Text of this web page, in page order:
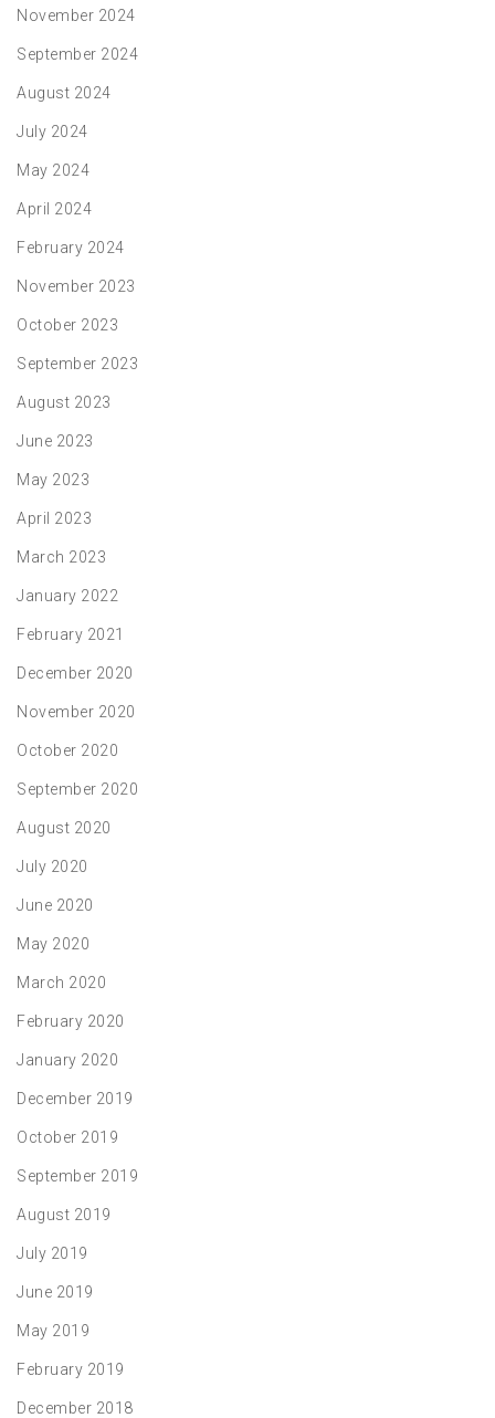
November 2024
September 2024
August 2024
July 2024
May 2024
April 2024
February 2024
November 2023
October 2023
September 2023
August 2023
June 2023
May 2023
April 2023
March 2023
January 2022
February 2021
December 2020
November 2020
October 2020
September 2020
August 2020
July 2020
June 2020
May 2020
March 2020
February 2020
January 2020
December 2019
October 2019
September 2019
August 2019
July 2019
June 2019
May 2019
February 2019
December 2018